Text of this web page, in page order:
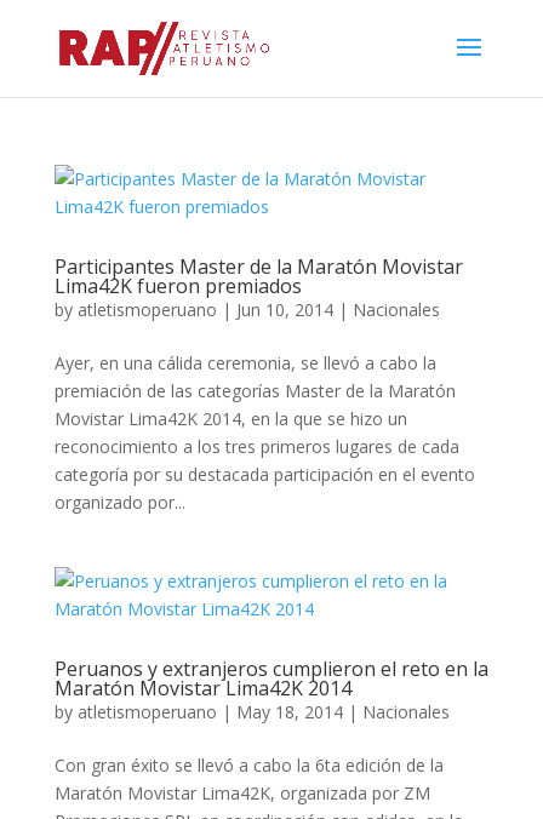
Participantes Master de la Maratón Movistar
Lima42K fueron premiados
by atletismoperuano | Jun 10, 2014| Nacionales
Ayer, en una cálida ceremonia, se llevó a cabo la
premiación de las categorías Master de la Maratón
Movistar Lima42K 2014, en la que se hizo un
reconocimiento a los tres primeros lugares de cada
categoría por su destacada participación en el evento
organizado por...
Peruanos y extranjeros cumplieron el reto en la
Maratón Movistar Lima42K 2014
by atletismoperuano | May 18, 2014| Nacionales
Con gran éxito se llevó a cabo la 6ta edición de la
Maratón Movistar Lima42K, organizada por ZM